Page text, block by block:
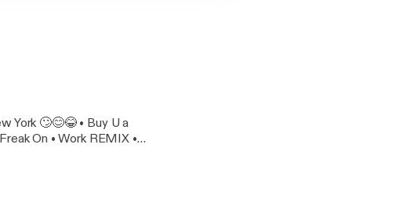
York 🙄😊😂 • Buy U a
On • Work REMIX •